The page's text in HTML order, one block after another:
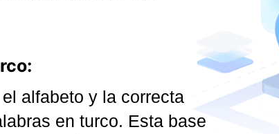
alfabeto y la correcta
en turco. Esta base